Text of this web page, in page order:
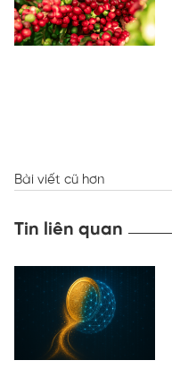
Điều
hướng
bài
viết
Bài viết cũ hơn
Tin liên quan